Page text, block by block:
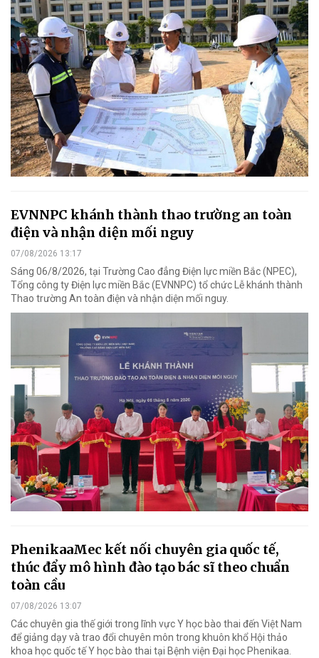
EVNNPC khánh thành thao trường an toàn
điện và nhận diện mối nguy
07/08/2026 13:17
Sáng 06/8/2026, tại Trường Cao đẳng Điện lực miền Bắc (NPEC),
Tổng công ty Điện lực miền Bắc (EVNNPC) tổ chức Lễ khánh thành
Thao trường An toàn điện và nhận diện mối nguy.
PhenikaaMec kết nối chuyên gia quốc tế,
thúc đẩy mô hình đào tạo bác sĩ theo chuẩn
toàn cầu
07/08/2026 13:07
Các chuyên gia thế giới trong lĩnh vực Y học bào thai đến Việt Nam
để giảng dạy và trao đổi chuyên môn trong khuôn khổ Hội thảo
khoa học quốc tế Y học bào thai tại Bệnh viện Đại học Phenikaa.